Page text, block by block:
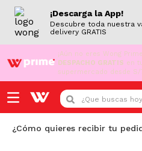
¡Descarga la App!
Descubre toda nuestra
delivery GRATIS
¡Aún no eres Wong
DESPACHO GRATIS en
supermercado desde S/
¿Que buscas hoy?
¿Cómo quieres recibir tu